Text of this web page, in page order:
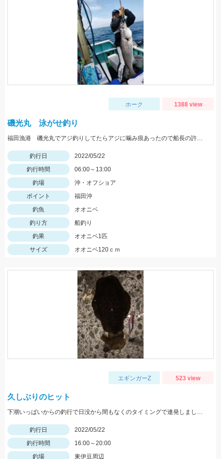
ホーク 1388 view
磯光丸 泳がせ釣り
福田漁港 磯光丸でアジ釣りしてたらアジに噛み痕あったので船長の許可もらって泳がせしていっぱつでした。
釣行日
2022/05/22
釣行時間
06:00～13:00
釣場
沖・オフショア
ポイント
福田沖
釣魚
オオニベ
釣り方
船釣り
釣果
オオニベ1匹
サイズ
オオニベ120ｃｍ
エギンガーZ 523 view
久しぶりのヒット
下潮いっぱいからの釣行で日没から間もなくのタイミングで連発しました。
釣行日
2022/05/22
釣行時間
16:00～20:00
釣場
東伊豆周辺